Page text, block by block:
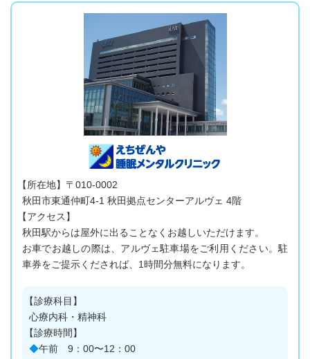
【所在地】〒010-0002
秋田市東通仲町4-1 秋田拠点センターアルヴェ 4階
【アクセス】
秋田駅からは屋外に出ることなくお越しいただけます。
お車でお越しの際は、アルヴェ駐車場をご利用ください。駐
車券をご提示くだされば、1時間分無料になります。
【診療科目】
心療内科・精神科
【診療時間】
◆午前 9：00〜12：00